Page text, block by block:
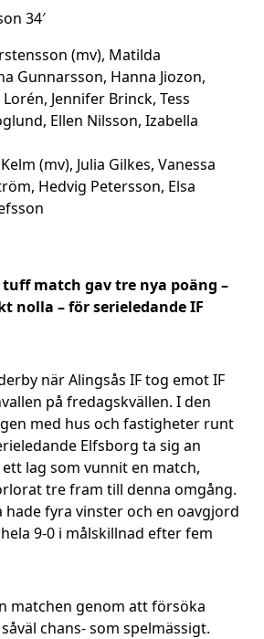
34′
(mv), Matilda
Gunnarsson, Hanna Jiozon,
Lorén, Jennifer Brinck, Tess
Ellen Nilsson, Izabella
(mv), Julia Gilkes, Vanessa
Hedvig Petersson, Elsa
match gav tre nya poäng –
nolla – för serieledande IF
när Alingsås IF tog emot IF
på fredagskvällen. I den
med hus och fastigheter runt
Elfsborg ta sig an
ett lag som vunnit en match,
tre fram till denna omgång.
hade fyra vinster och en oavgjord
9-0 i målskillnad efter fem
matchen genom att försöka
chans- som spelmässigt.